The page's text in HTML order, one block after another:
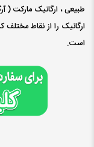
طبیعی ، ارگانیک مارکت
ارگانیک را از نقاط
است.